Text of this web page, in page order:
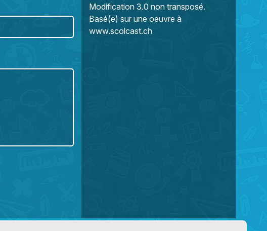
Modification 3.0 non transposé.
Basé(e) sur une oeuvre à
www.scolcast.ch